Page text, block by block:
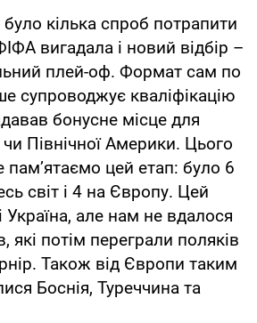
кілька спроб потрапити
вигадала і новий відбір –
плей-оф. Формат сам по
супроводжує кваліфікацію
бонусне місце для
чи Північної Америки. Цього
цей етап: було 6
світ і 4 на Європу. Цей
але нам не вдалося
які потім переграли поляків
Також від Європи таким
Боснія, Туреччина та